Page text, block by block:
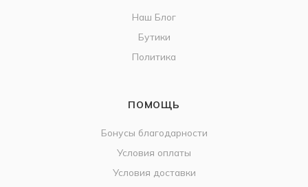
Наш Блог
Бутики
Политика
ПОМОЩЬ
Бонусы благодарности
Условия оплаты
Условия доставки